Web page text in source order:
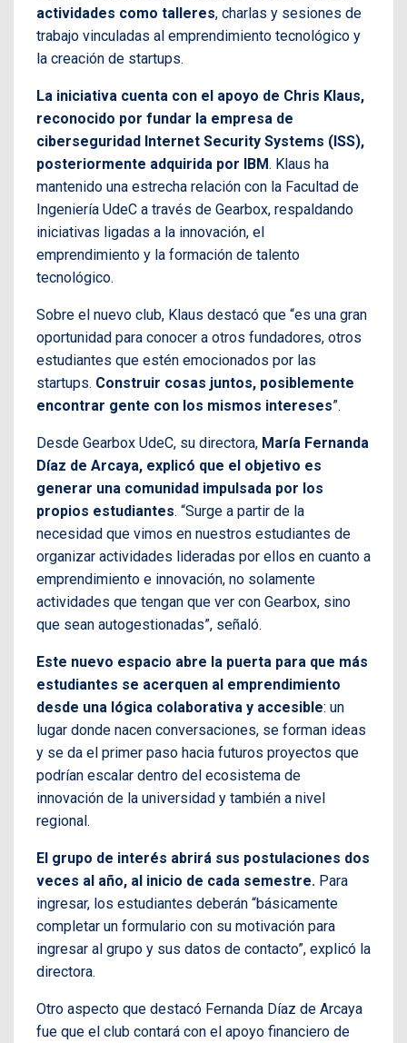
actividades como talleres, charlas y sesiones de
trabajo vinculadas al emprendimiento tecnológico y
la creación de startups.
La iniciativa cuenta con el apoyo de Chris Klaus,
reconocido por fundar la empresa de
ciberseguridad Internet Security Systems (ISS),
posteriormente adquirida por IBM. Klaus ha
mantenido una estrecha relación con la Facultad de
Ingeniería UdeC a través de Gearbox, respaldando
iniciativas ligadas a la innovación, el
emprendimiento y la formación de talento
tecnológico.
Sobre el nuevo club, Klaus destacó que “es una gran
oportunidad para conocer a otros fundadores, otros
estudiantes que estén emocionados por las
startups. Construir cosas juntos, posiblemente
encontrar gente con los mismos intereses”.
Desde Gearbox UdeC, su directora, María Fernanda
Díaz de Arcaya, explicó que el objetivo es
generar una comunidad impulsada por los
propios estudiantes. “Surge a partir de la
necesidad que vimos en nuestros estudiantes de
organizar actividades lideradas por ellos en cuanto a
emprendimiento e innovación, no solamente
actividades que tengan que ver con Gearbox, sino
que sean autogestionadas”, señaló.
Este nuevo espacio abre la puerta para que más
estudiantes se acerquen al emprendimiento
desde una lógica colaborativa y accesible: un
lugar donde nacen conversaciones, se forman ideas
y se da el primer paso hacia futuros proyectos que
podrían escalar dentro del ecosistema de
innovación de la universidad y también a nivel
regional.
El grupo de interés abrirá sus postulaciones dos
veces al año, al inicio de cada semestre. Para
ingresar, los estudiantes deberán “básicamente
completar un formulario con su motivación para
ingresar al grupo y sus datos de contacto”, explicó la
directora.
Otro aspecto que destacó Fernanda Díaz de Arcaya
fue que el club contará con el apoyo financiero de